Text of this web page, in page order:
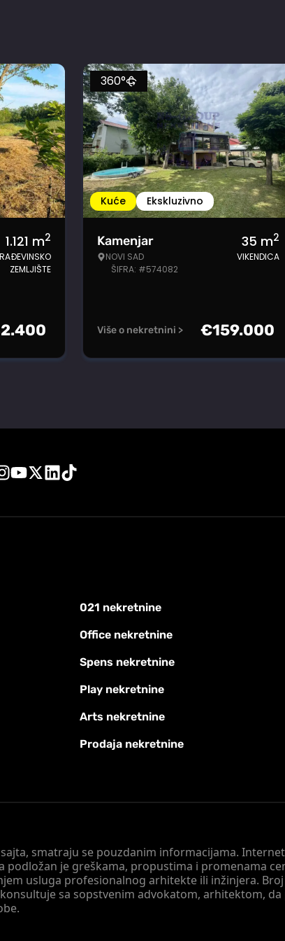
1.121 m2
ZEMLJIŠTE
Kuće Ekskluzivno
360°
Kamenjar
NOVI SAD
ŠIFRA: #574082
35 m2
VIKENDICA
Više o nekretnini > €159.000
smatraju se pouzdanim informacijama.
je greškama, propustima i promenama
usluga profesionalnog arhitekte ili inžinjera.
sa sopstvenim advokatom, arhitektom,
021 nekretnine
Office nekretnine
Spens nekretnine
Play nekretnine
Arts nekretnine
Prodaja nekretnine